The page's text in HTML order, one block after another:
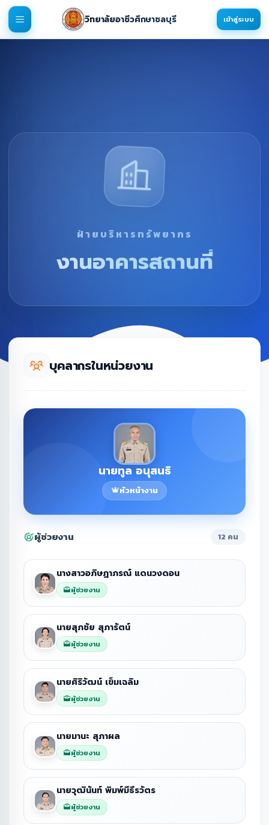
วิทยาลัยอาชีวศึกษาชลบุรี เข้าสู่ระบบ
ฝ่ายบริหารทรัพยากร
งานอาคารสถานที่
บุคลากรในหน่วยงาน
นายทูล อนุสนธิ
หัวหน้างาน
ผู้ช่วยงาน 12 คน
นางสาวอภิษฏาภรณ์ แดนวงดอน
ผู้ช่วยงาน
นายสุภชัย สุภารัตน์
ผู้ช่วยงาน
นายศิริวัฒน์ เข็มเฉลิม
ผู้ช่วยงาน
นายมานะ สุภาผล
ผู้ช่วยงาน
นายวุฒินันท์ พิมพ์มีธีรวัตร
ผู้ช่วยงาน